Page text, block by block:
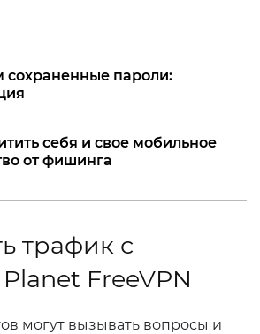
сохраненные пароли:
себя и свое мобильное
от фишинга
трафик с
FreeVPN
могут вызывать вопросы и